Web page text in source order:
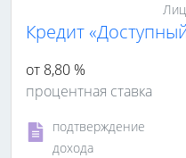
Кредит
от 8,80 %
процентная ставка
подтверждение
дохода